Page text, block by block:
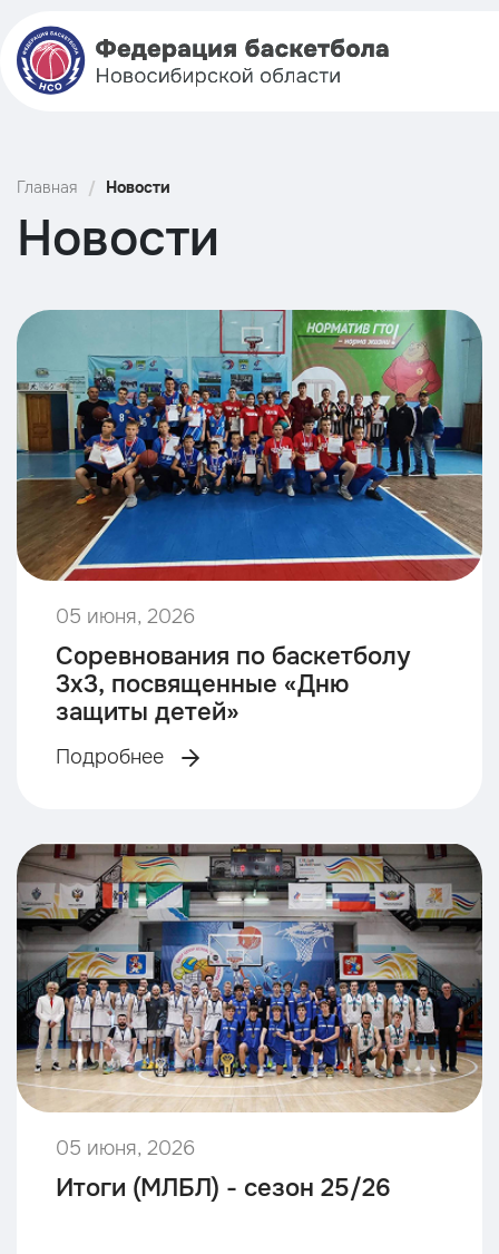
Главная Новости
Новости
05 июня, 2026
Соревнования по баскетболу
3х3, посвященные «Дню
защиты детей»
Подробнее
05 июня, 2026
Итоги (МЛБЛ) - сезон 25/26